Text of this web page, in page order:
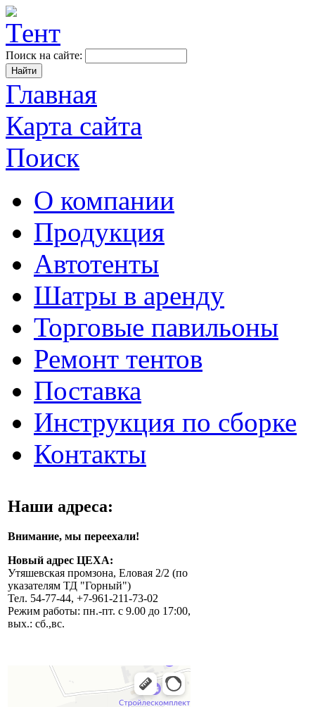
Поиск на сайте:
Главная
Карта сайта
Поиск
О компании
Продукция
Автотенты
Шатры в аренду
Торговые павильоны
Ремонт тентов
Поставка
Инструкция по сборке
Контакты
Наши адреса:
Внимание, мы переехали!
Новый адрес ЦЕХА:
Утяшевская промзона, Еловая 2/2 (по
указателям ТД "Горный")
Тел. 54-77-44, +7-961-211-73-02
Режим работы: пн.-пт. с 9.00 до 17:00,
вых.: сб.,вс.